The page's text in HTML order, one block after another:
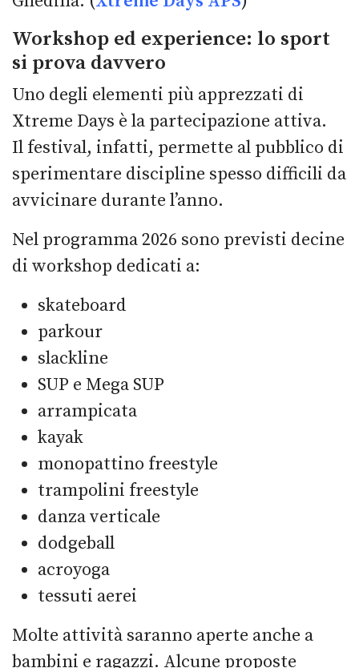
Workshop ed experience: lo sport
si prova davvero
Uno degli elementi più apprezzati di
Xtreme Days è la partecipazione attiva.
Il festival, infatti, permette al pubblico di
sperimentare discipline spesso difficili da
avvicinare durante l’anno.
Nel programma 2026 sono previsti decine
di workshop dedicati a:
skateboard
parkour
slackline
SUP e Mega SUP
arrampicata
kayak
monopattino freestyle
trampolini freestyle
danza verticale
dodgeball
acroyoga
tessuti aerei
Molte attività saranno aperte anche a
bambini e ragazzi. Alcune proposte